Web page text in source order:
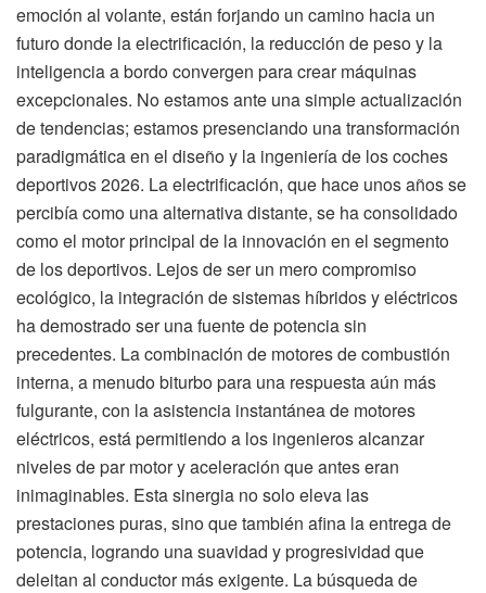
emoción al volante, están forjando un camino hacia un
futuro donde la electrificación, la reducción de peso y la
inteligencia a bordo convergen para crear máquinas
excepcionales. No estamos ante una simple actualización
de tendencias; estamos presenciando una transformación
paradigmática en el diseño y la ingeniería de los coches
deportivos 2026. La electrificación, que hace unos años se
percibía como una alternativa distante, se ha consolidado
como el motor principal de la innovación en el segmento
de los deportivos. Lejos de ser un mero compromiso
ecológico, la integración de sistemas híbridos y eléctricos
ha demostrado ser una fuente de potencia sin
precedentes. La combinación de motores de combustión
interna, a menudo biturbo para una respuesta aún más
fulgurante, con la asistencia instantánea de motores
eléctricos, está permitiendo a los ingenieros alcanzar
niveles de par motor y aceleración que antes eran
inimaginables. Esta sinergia no solo eleva las
prestaciones puras, sino que también afina la entrega de
potencia, logrando una suavidad y progresividad que
deleitan al conductor más exigente. La búsqueda de